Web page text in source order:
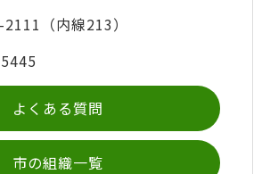
（内線213）
よくある質問
市の組織一覧